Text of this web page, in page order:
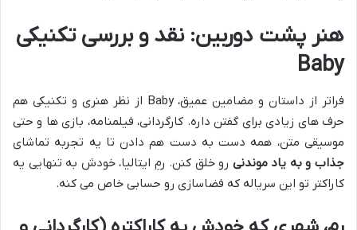
هنر پشت دوربین: نقد و بررسی تکنیکی
Baby
فراتر از داستان و مضامین عمیق، Baby از نظر هنری و تکنیکی هم
حرف های زیادی برای گفتن داره. کارگردانی، فیلمنامه، بازی ها و حتی
موسیقی متن، همه دست به دست هم دادن تا یه تجربه تماشای
جذاب و به یاد موندنی رو خلق کنن. رمِ ایتالیا، خودش به تنهایی یه
کاراکتر تو این سریاله که فضاسازی رو حسابی خاص می کنه.